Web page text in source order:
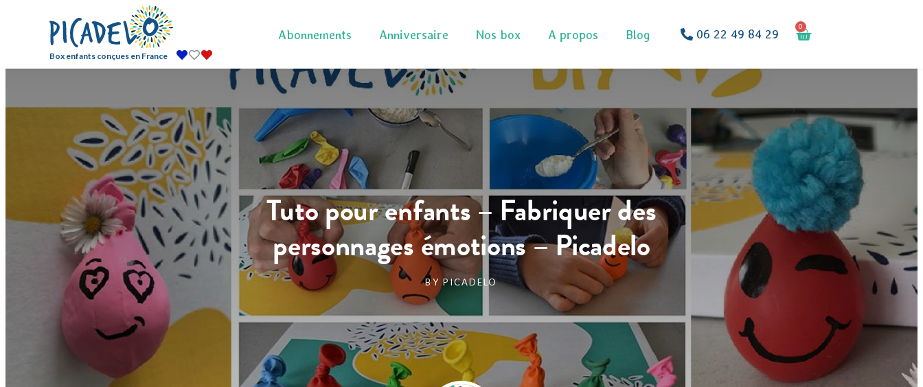
Box enfants conçues en France
Abonnements Anniversaire Nos box A propos Blog 06 22 49 84 29
0
Tuto pour enfants – Fabriquer des
personnages émotions – Picadelo
BY PICADELO